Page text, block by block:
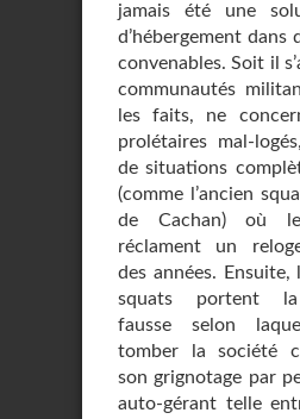
jamais été une
d’hébergement dans
convenables. Soit il
communautés
les faits, ne
prolétaires mal-
de situations
(comme l’ancien
de Cachan) où
réclament un
des années. Ensuite,
squats portent la
fausse selon
tomber la société
son grignotage par
auto-gérant telle